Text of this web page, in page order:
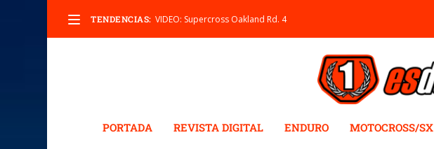
TENDENCIAS: VIDEO: Supercross Oakland Rd. 4
PORTADA REVISTA DIGITAL ENDURO MOTOCROSS/SX